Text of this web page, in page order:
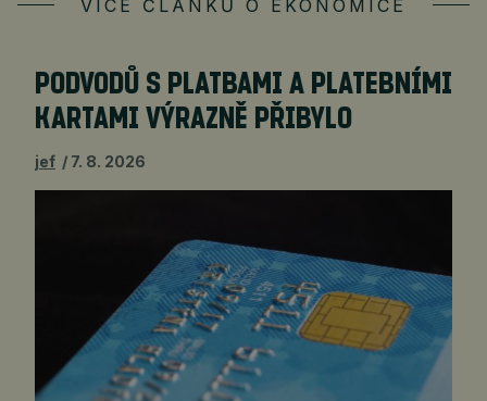
VÍCE ČLÁNKŮ O EKONOMICE
PODVODŮ S PLATBAMI A PLATEBNÍMI
KARTAMI VÝRAZNĚ PŘIBYLO
jef 7. 8. 2026